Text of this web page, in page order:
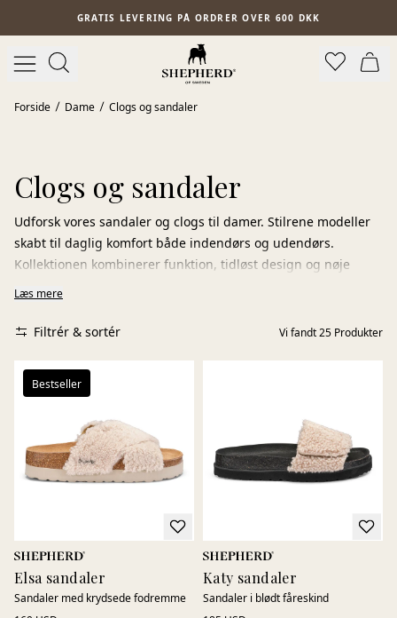
Spring til hovedindholdGRATIS LEVERING PÅ ORDRER OVER 600 DKK
Forside Dame Clogs og sandaler
Clogs og sandaler
Udforsk vores sandaler og clogs til damer. Stilrene modeller
skabt til daglig komfort både indendørs og udendørs.
Kollektionen kombinerer funktion, tidløst design og nøje
udvalgte naturmaterialer, der lader fødderne ånde og giver
Mange af vores modeller har en anatomisk udformet, blød
fodseng, som giver ekstra støtte og aflastning ved hvert
skridt. Naturmaterialernes temperaturregulerende
rundt – fra kølige morgener til varme sommerdage.
Sandaler giver et luftigt og afslappet udtryk på varmere
dage, mens clogs tilbyder stabil komfort og nem anvendelse i
rolige stunder, findes der modeller, der passer til enhver
anledning.
Læs mere
Filtrér & sortér Vi fandt25 Produkter
Bestseller
Elsa sandaler
Sandaler med krydsede fodremme
Katy sandaler
Sandaler i blødt fåreskind